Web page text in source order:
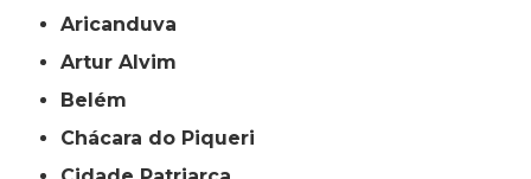
Aricanduva
Artur Alvim
Belém
Chácara do Piqueri